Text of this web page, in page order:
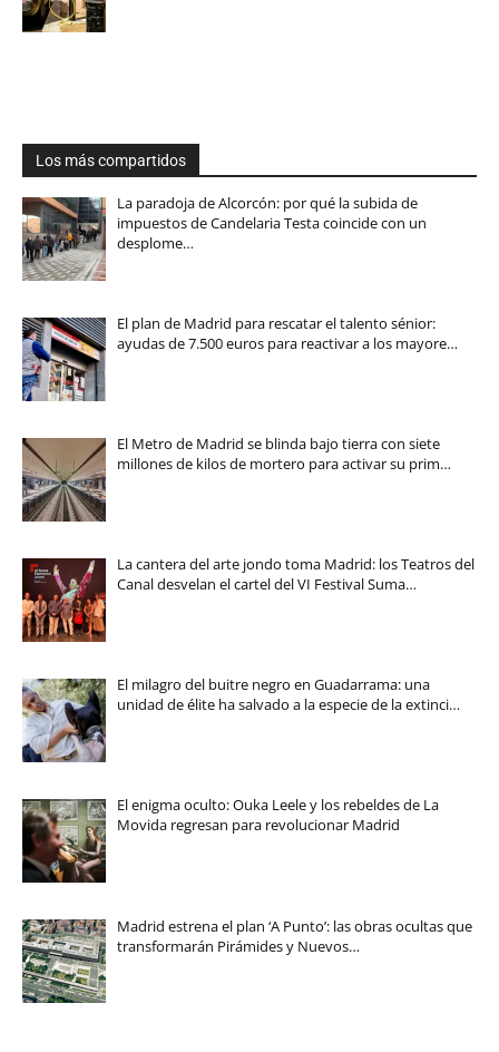
Los más compartidos
La paradoja de Alcorcón: por qué la subida de
impuestos de Candelaria Testa coincide con un
desplome…
El plan de Madrid para rescatar el talento sénior:
ayudas de 7.500 euros para reactivar a los mayore…
El Metro de Madrid se blinda bajo tierra con siete
millones de kilos de mortero para activar su prim…
La cantera del arte jondo toma Madrid: los Teatros del
Canal desvelan el cartel del VI Festival Suma…
El milagro del buitre negro en Guadarrama: una
unidad de élite ha salvado a la especie de la extinci…
El enigma oculto: Ouka Leele y los rebeldes de La
Movida regresan para revolucionar Madrid
Madrid estrena el plan ‘A Punto’: las obras ocultas que
transformarán Pirámides y Nuevos…